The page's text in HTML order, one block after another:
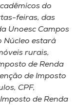
do
feiras, das
Unoesc Campos
Núcleo estará
rurais,
de Renda
de Imposto
CPF,
de Renda